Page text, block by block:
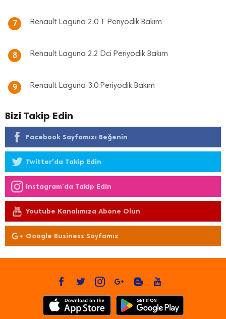
7 Renault Laguna 2.0 T Periyodik Bakım
8 Renault Laguna 2.2 Dci Periyodik Bakım
9 Renault Laguna 3.0 Periyodik Bakım
Bizi Takip Edin
Facebook Sayfamızı Beğenin
Twitter'da Takip Edin
Instagram'da Takip Edin
Youtube Kanalımıza Abone Olun
Google Business Sayfamız